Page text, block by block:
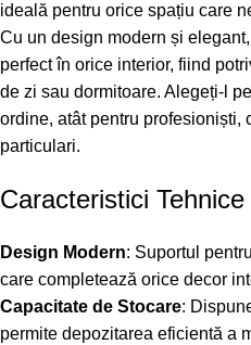
ideală pentru orice spațiu care
Cu un design modern și
perfect în orice interior, fiind
de zi sau dormitoare. Alegeți-l
ordine, atât pentru profesioniști,
particulari.
Caracteristici
Design Modern: Suportul
care completează orice decor
Capacitate de Stocare:
permite depozitarea eficientă a